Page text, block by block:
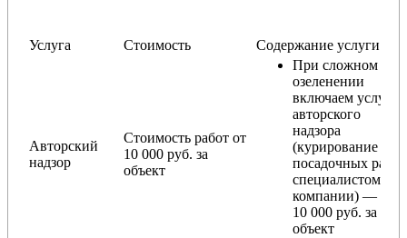
Услуга Стоимость Содержание услуги
Авторский
надзор
Стоимость работ от
10 000 руб. за
объект
При сложном
озеленении
включаем услугу
авторского
надзора
(курирование
посадочных работ
специалистом
компании) — от
10 000 руб. за
объект